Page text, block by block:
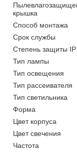
крышка
Способ монтажа
Срок службы
Степень защиты IP
Тип лампы
Тип освещения
Тип рассеивателя
Тип светильника
Форма
Цвет корпуса
Цвет свечения
Частота